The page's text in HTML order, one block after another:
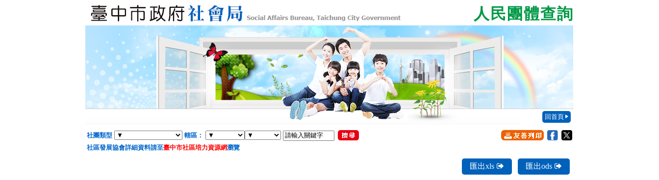
人民團體查詢
回首頁
社團類型
轄區：
社區發展協會詳細資料請至臺中市社區培力資源網瀏覽
匯出xls 匯出ods